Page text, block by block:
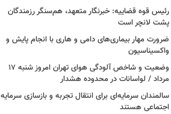
رئیس قوه قضاییه: خبرنگار متعهد، هم‌سنگر رزمندگان
پشت لانچر است
ضرورت مهار بیماری‌های دامی و هاری با انجام پایش و
واکسیناسیون
وضعیت و شاخص آلودگی هوای تهران امروز شنبه ۱۷
مرداد / لواسانات در محدوده هشدار
سالمندان سرمایه‌ای برای انتقال تجربه و بازسازی سرمایه
اجتماعی هستند